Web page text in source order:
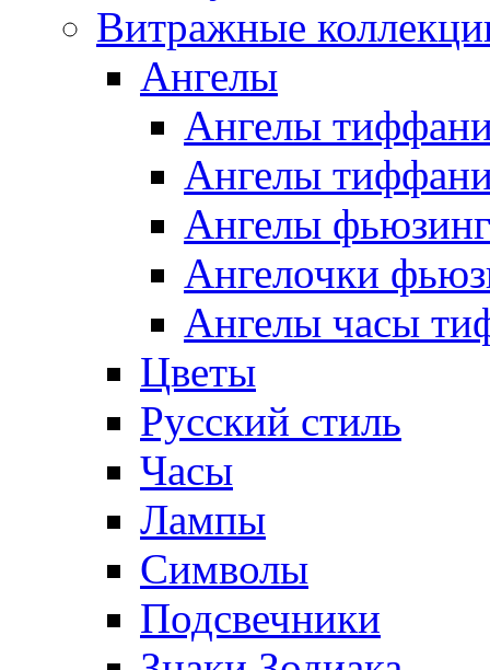
Витражные
Ангелы
Ангелы
Ангелы
Ангелы фьюзинг
Ангелочки
Ангелы часы
Цветы
Русский стиль
Часы
Лампы
Символы
Подсвечники